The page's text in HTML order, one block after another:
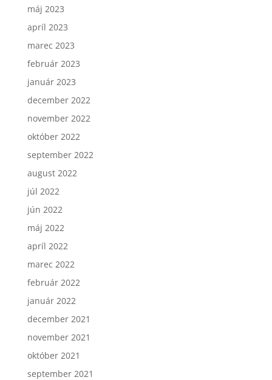
máj 2023
apríl 2023
marec 2023
február 2023
január 2023
december 2022
november 2022
október 2022
september 2022
august 2022
júl 2022
jún 2022
máj 2022
apríl 2022
marec 2022
február 2022
január 2022
december 2021
november 2021
október 2021
september 2021